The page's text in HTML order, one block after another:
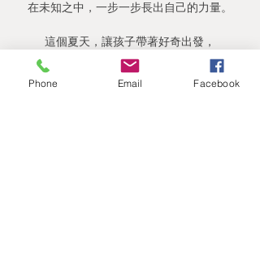
在未知之中，一步一步長出自己的力量。
這個夏天，讓孩子帶著好奇出發，
在世界之中探索，也在心中發光。
Phone Email Facebook